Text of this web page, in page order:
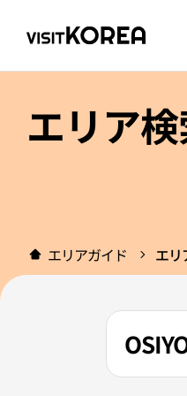
エリア
エリアガイド エリ